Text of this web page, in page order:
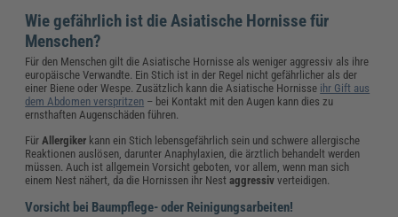
Wie gefährlich ist die Asiatische Hornisse für
Menschen?
Für den Menschen gilt die Asiatische Hornisse als weniger aggressiv als ihre
europäische Verwandte. Ein Stich ist in der Regel nicht gefährlicher als der
einer Biene oder Wespe. Zusätzlich kann die Asiatische Hornisse ihr Gift aus
dem Abdomen verspritzen – bei Kontakt mit den Augen kann dies zu
ernsthaften Augenschäden führen.
FürAllergiker kann ein Stich lebensgefährlich sein und schwere allergische
Reaktionen auslösen, darunter Anaphylaxien, die ärztlich behandelt werden
müssen. Auch ist allgemein Vorsicht geboten, vor allem, wenn man sich
einem Nest nähert, da die Hornissen ihr Nestaggressiv verteidigen.
Vorsicht bei Baumpflege- oder Reinigungsarbeiten!